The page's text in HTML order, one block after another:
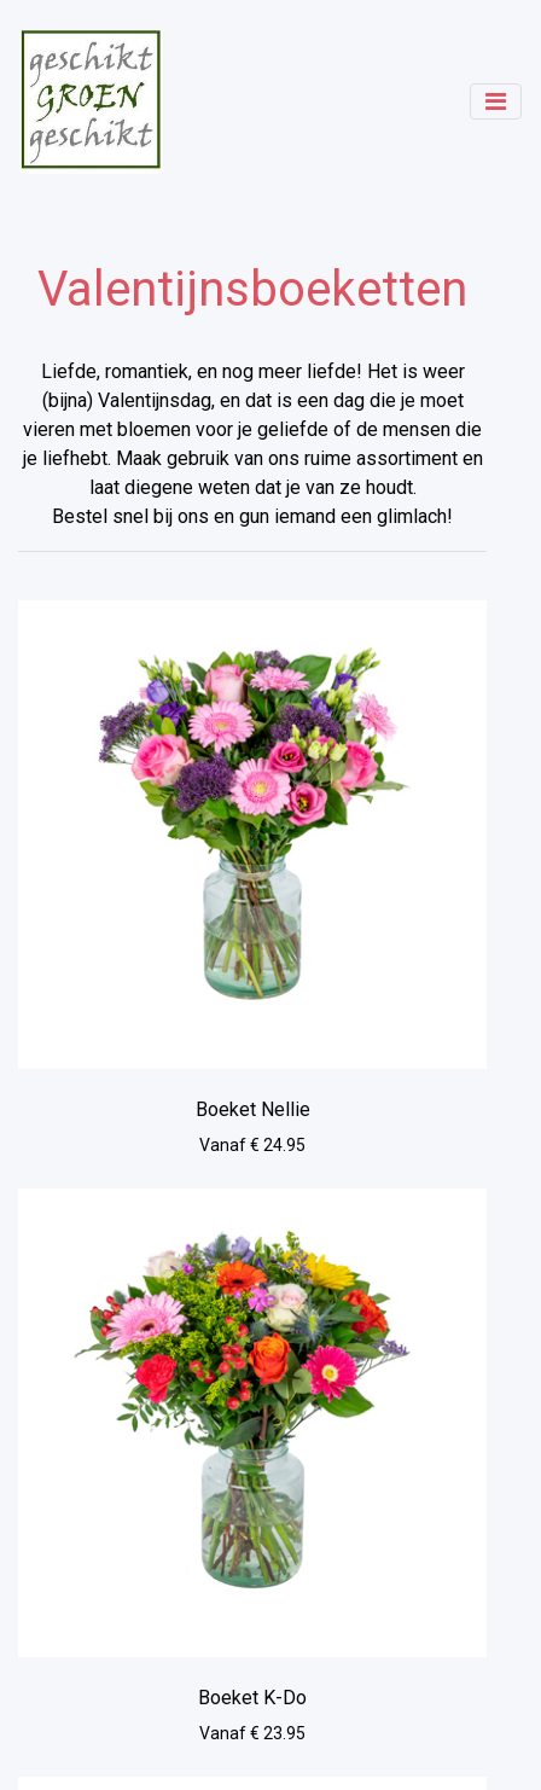
Valentijnsboeketten
Liefde, romantiek, en nog meer liefde! Het is weer
(bijna) Valentijnsdag, en dat is een dag die je moet
vieren met bloemen voor je geliefde of de mensen die
je liefhebt. Maak gebruik van ons ruime assortiment en
laat diegene weten dat je van ze houdt.
Bestel snel bij ons en gun iemand een glimlach!
Boeket Nellie
Vanaf € 24.95
Boeket K-Do
Vanaf € 23.95